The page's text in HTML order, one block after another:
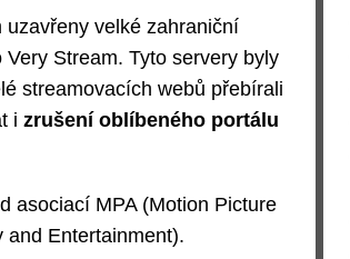
velké zahraniční
Stream. Tyto servery byly
streamovacích webů přebírali
i zrušení oblíbeného portálu
asociací MPA (Motion Picture
and Entertainment).